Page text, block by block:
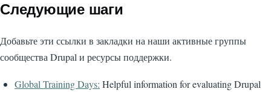
Следующие шаги
Добавьте эти ссылки в закладки на наши активные группы
сообщества Drupal и ресурсы поддержки.
Global Training Days: Helpful information for evaluating Drupal